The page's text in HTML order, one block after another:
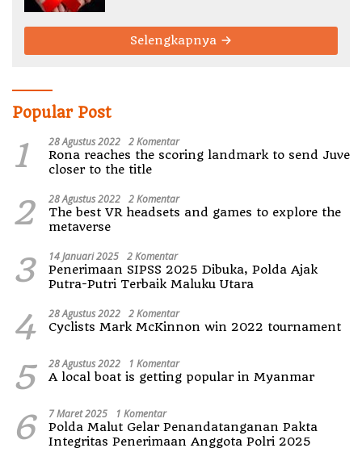
Selengkapnya
Popular Post
1 28 Agustus 2022 2 Komentar
Rona reaches the scoring landmark to send Juve
closer to the title
2 28 Agustus 2022 2 Komentar
The best VR headsets and games to explore the
metaverse
3 14 Januari 2025 2 Komentar
Penerimaan SIPSS 2025 Dibuka, Polda Ajak
Putra-Putri Terbaik Maluku Utara
4 28 Agustus 2022 2 Komentar
Cyclists Mark McKinnon win 2022 tournament
5 28 Agustus 2022 1 Komentar
A local boat is getting popular in Myanmar
6 7 Maret 2025 1 Komentar
Polda Malut Gelar Penandatanganan Pakta
Integritas Penerimaan Anggota Polri 2025